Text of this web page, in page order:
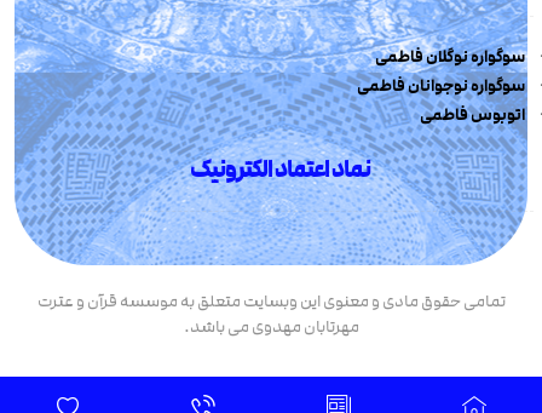
سوگواره نوگلان فاطمی
سوگواره نوجوانان فاطمی
اتوبوس فاطمی
نماد اعتماد الکترونیک
تمامی حقوق مادی و معنوی این وبسایت متعلق به موسسه قرآن و عترت
مهرتابان مهدوی می باشد.